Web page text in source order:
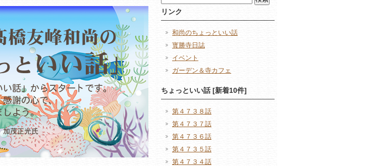
索:
リンク
和尚のちょっといい話
寳勝寺日誌
イベント
ガーデン＆寺カフェ
ちょっといい話 [新着10件]
第４７３８話
第４７３７話
第４７３６話
第４７３５話
第４７３４話